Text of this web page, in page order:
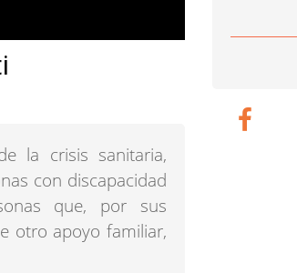
la crisis sanitaria,
con discapacidad
que, por sus
otro apoyo familiar,